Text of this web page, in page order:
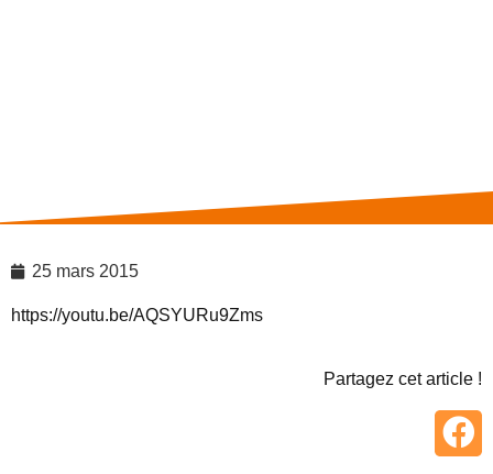
25 mars 2015
https://youtu.be/AQSYURu9Zms
Partagez cet article !